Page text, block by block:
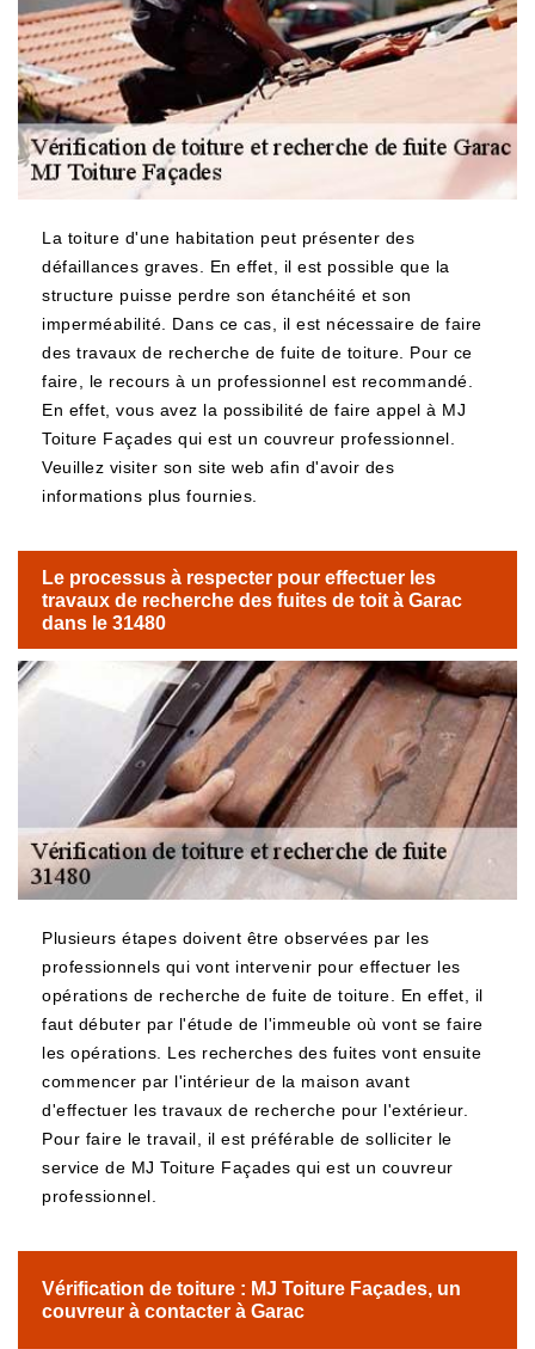
La toiture d'une habitation peut présenter des
défaillances graves. En effet, il est possible que la
structure puisse perdre son étanchéité et son
imperméabilité. Dans ce cas, il est nécessaire de faire
des travaux de recherche de fuite de toiture. Pour ce
faire, le recours à un professionnel est recommandé.
En effet, vous avez la possibilité de faire appel à MJ
Toiture Façades qui est un couvreur professionnel.
Veuillez visiter son site web afin d'avoir des
informations plus fournies.
Le processus à respecter pour effectuer les
travaux de recherche des fuites de toit à Garac
dans le 31480
Plusieurs étapes doivent être observées par les
professionnels qui vont intervenir pour effectuer les
opérations de recherche de fuite de toiture. En effet, il
faut débuter par l'étude de l'immeuble où vont se faire
les opérations. Les recherches des fuites vont ensuite
commencer par l'intérieur de la maison avant
d'effectuer les travaux de recherche pour l'extérieur.
Pour faire le travail, il est préférable de solliciter le
service de MJ Toiture Façades qui est un couvreur
professionnel.
Vérification de toiture : MJ Toiture Façades, un
couvreur à contacter à Garac